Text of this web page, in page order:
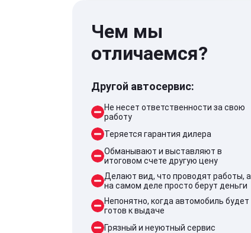
Чем мы
отличаемся?
Другой автосервис:
Не несет ответственности за свою
работу
Теряется гарантия дилера
Обманывают и выставляют в
итоговом счете другую цену
Делают вид, что проводят работы, а
на самом деле просто берут деньги
Непонятно, когда автомобиль будет
готов к выдаче
Грязный и неуютный сервис